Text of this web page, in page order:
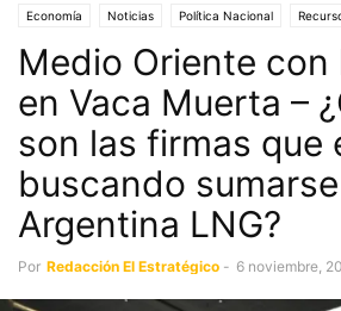
Economía Noticias Política Nacional
Medio Oriente con
en Vaca Muerta –
son las firmas que
buscando
Argentina LNG?
Por Redacción El Estratégico - 6 noviembre,